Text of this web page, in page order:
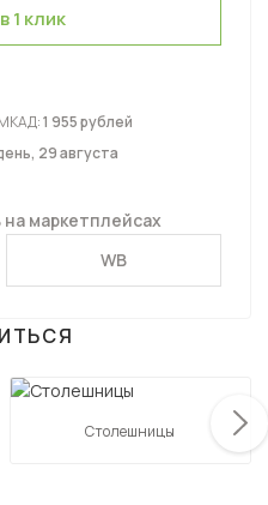
1 клик
1 955 рублей
29 августа
маркетплейсах
WB
Столешницы